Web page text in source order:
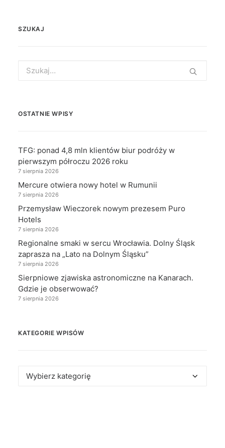
SZUKAJ
for:
OSTATNIE WPISY
TFG: ponad 4,8 mln klientów biur podróży w
pierwszym półroczu 2026 roku
7 sierpnia 2026
Mercure otwiera nowy hotel w Rumunii
7 sierpnia 2026
Przemysław Wieczorek nowym prezesem Puro
Hotels
7 sierpnia 2026
Regionalne smaki w sercu Wrocławia. Dolny Śląsk
zaprasza na „Lato na Dolnym Śląsku”
7 sierpnia 2026
Sierpniowe zjawiska astronomiczne na Kanarach.
Gdzie je obserwować?
7 sierpnia 2026
KATEGORIE WPISÓW
Kategorie